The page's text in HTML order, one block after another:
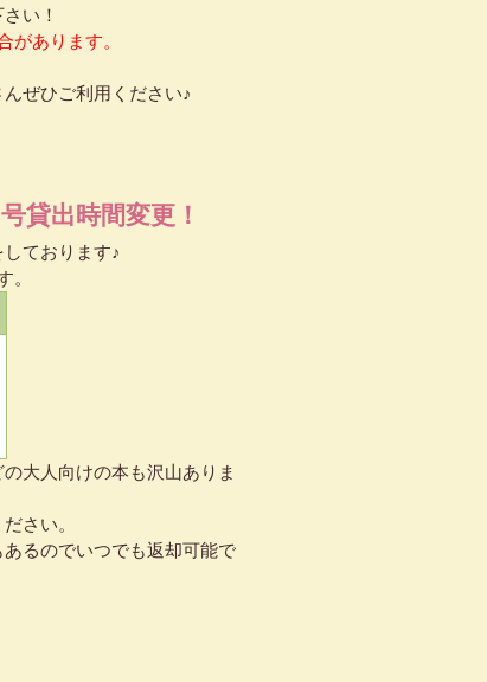
い！
があります。
ぜひご利用ください♪
貸出時間変更！
ております♪
。
大人向けの本も沢山ありま
さい。
るのでいつでも返却可能で